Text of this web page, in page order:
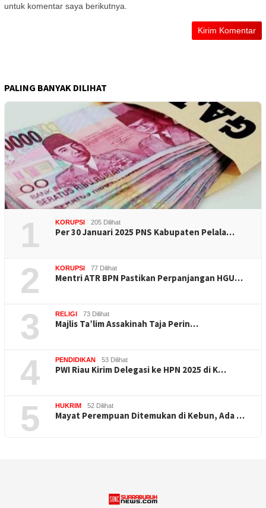
untuk komentar saya berikutnya.
PALING BANYAK DILIHAT
1 KORUPSI 205 Dilihat
Per 30 Januari 2025 PNS Kabupaten Pelala…
2 KORUPSI 77 Dilihat
Mentri ATR BPN Pastikan Perpanjangan HGU…
3 RELIGI 73 Dilihat
Majlis Ta’lim Assakinah Taja Perin…
4 PENDIDIKAN 53 Dilihat
PWI Riau Kirim Delegasi ke HPN 2025 di K…
5 HUKRIM 52 Dilihat
Mayat Perempuan Ditemukan di Kebun, Ada …